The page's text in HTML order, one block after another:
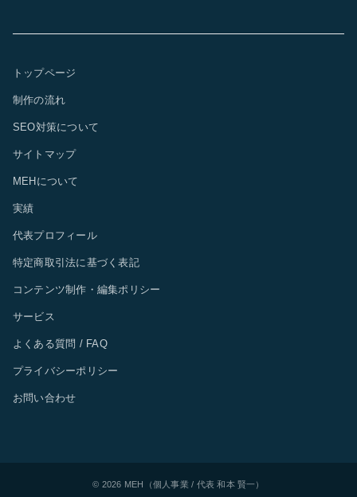
トップページ
制作の流れ
SEO対策について
サイトマップ
MEHについて
実績
代表プロフィール
特定商取引法に基づく表記
コンテンツ制作・編集ポリシー
サービス
よくある質問 / FAQ
プライバシーポリシー
お問い合わせ
© 2026 MEH（個人事業 / 代表 和本 賢一）